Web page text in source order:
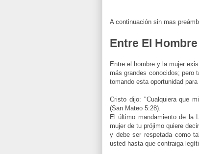
A continuación sin mas
Entre El
Entre el hombre y la mujer
más grandes conocidos; pero
tomando esta oportunidad para
Cristo dijo: "Cualquiera que
(San Mateo 5:28).
El último mandamiento de la
mujer de tu prójimo quiere
y debe ser respetada como
usted hasta que contraiga